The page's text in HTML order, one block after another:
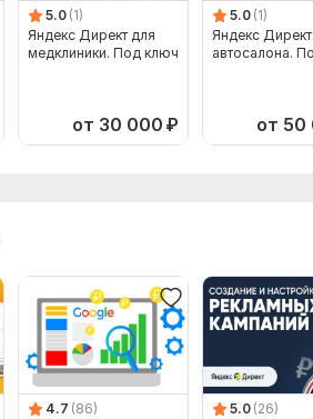
5.0 (1)
Яндекс Директ для
медклиники. Под ключ
от 30 000 ₽
5.0 (1)
Яндекс
автосалона.
от 50
4.7 (86) 5.0 (26)